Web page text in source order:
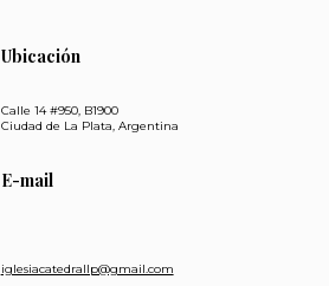
Ubicación
Calle 14 #950, B1900
Ciudad de La Plata, Argentina
E-mail
iglesiacatedrallp@gmail.com